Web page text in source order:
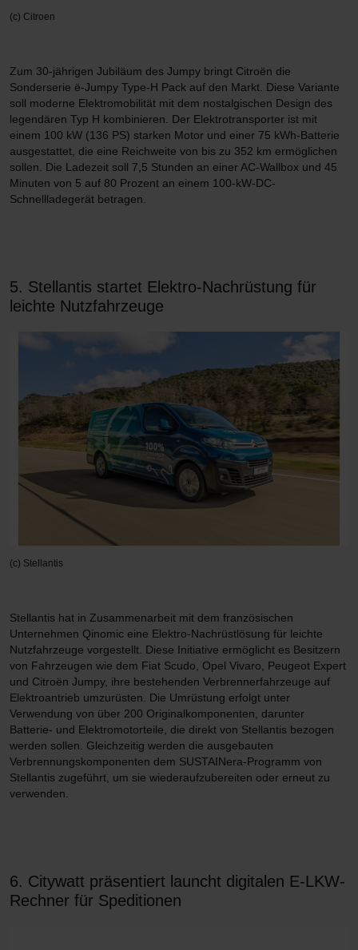
(c) Citroen
Zum 30-jährigen Jubiläum des Jumpy bringt Citroën die
Sonderserie ë-Jumpy Type-H Pack auf den Markt. Diese Variante
soll moderne Elektromobilität mit dem nostalgischen Design des
legendären Typ H kombinieren. Der Elektrotransporter ist mit
einem 100 kW (136 PS) starken Motor und einer 75 kWh-Batterie
ausgestattet, die eine Reichweite von bis zu 352 km ermöglichen
sollen. Die Ladezeit soll 7,5 Stunden an einer AC-Wallbox und 45
Minuten von 5 auf 80 Prozent an einem 100-kW-DC-
Schnellladegerät betragen.
5. Stellantis startet Elektro-Nachrüstung für
leichte Nutzfahrzeuge
(c) Stellantis
Stellantis hat in Zusammenarbeit mit dem französischen
Unternehmen Qinomic eine Elektro-Nachrüstlösung für leichte
Nutzfahrzeuge vorgestellt. Diese Initiative ermöglicht es Besitzern
von Fahrzeugen wie dem Fiat Scudo, Opel Vivaro, Peugeot Expert
und Citroën Jumpy, ihre bestehenden Verbrennerfahrzeuge auf
Elektroantrieb umzurüsten. Die Umrüstung erfolgt unter
Verwendung von über 200 Originalkomponenten, darunter
Batterie- und Elektromotorteile, die direkt von Stellantis bezogen
werden sollen. Gleichzeitig werden die ausgebauten
Verbrennungskomponenten dem SUSTAINera-Programm von
Stellantis zugeführt, um sie wiederaufzubereiten oder erneut zu
verwenden.
6. Citywatt präsentiert launcht digitalen E-LKW-
Rechner für Speditionen